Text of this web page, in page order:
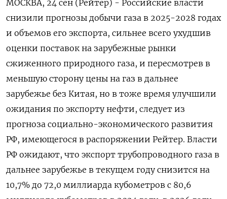
МОСКВА, 24 сен (Рейтер) - Российские власти
снизили прогнозы добычи газа в 2025-2028 годах
и объемов его экспорта, сильнее всего ухудшив
оценки поставок на зарубежные рынки
сжиженного природного газа, и пересмотрев в
меньшую сторону цены на газ в дальнее
зарубежье без Китая, но в тоже время улучшили
ожидания по экспорту нефти, следует из
прогноза социально-экономического развития
РФ, имеющегося в распоряжении Рейтер. Власти
РФ ожидают, что экспорт трубопроводного газа в
дальнее зарубежье в текущем году снизится на
10,7% до 72,0 миллиарда кубометров с 80,6